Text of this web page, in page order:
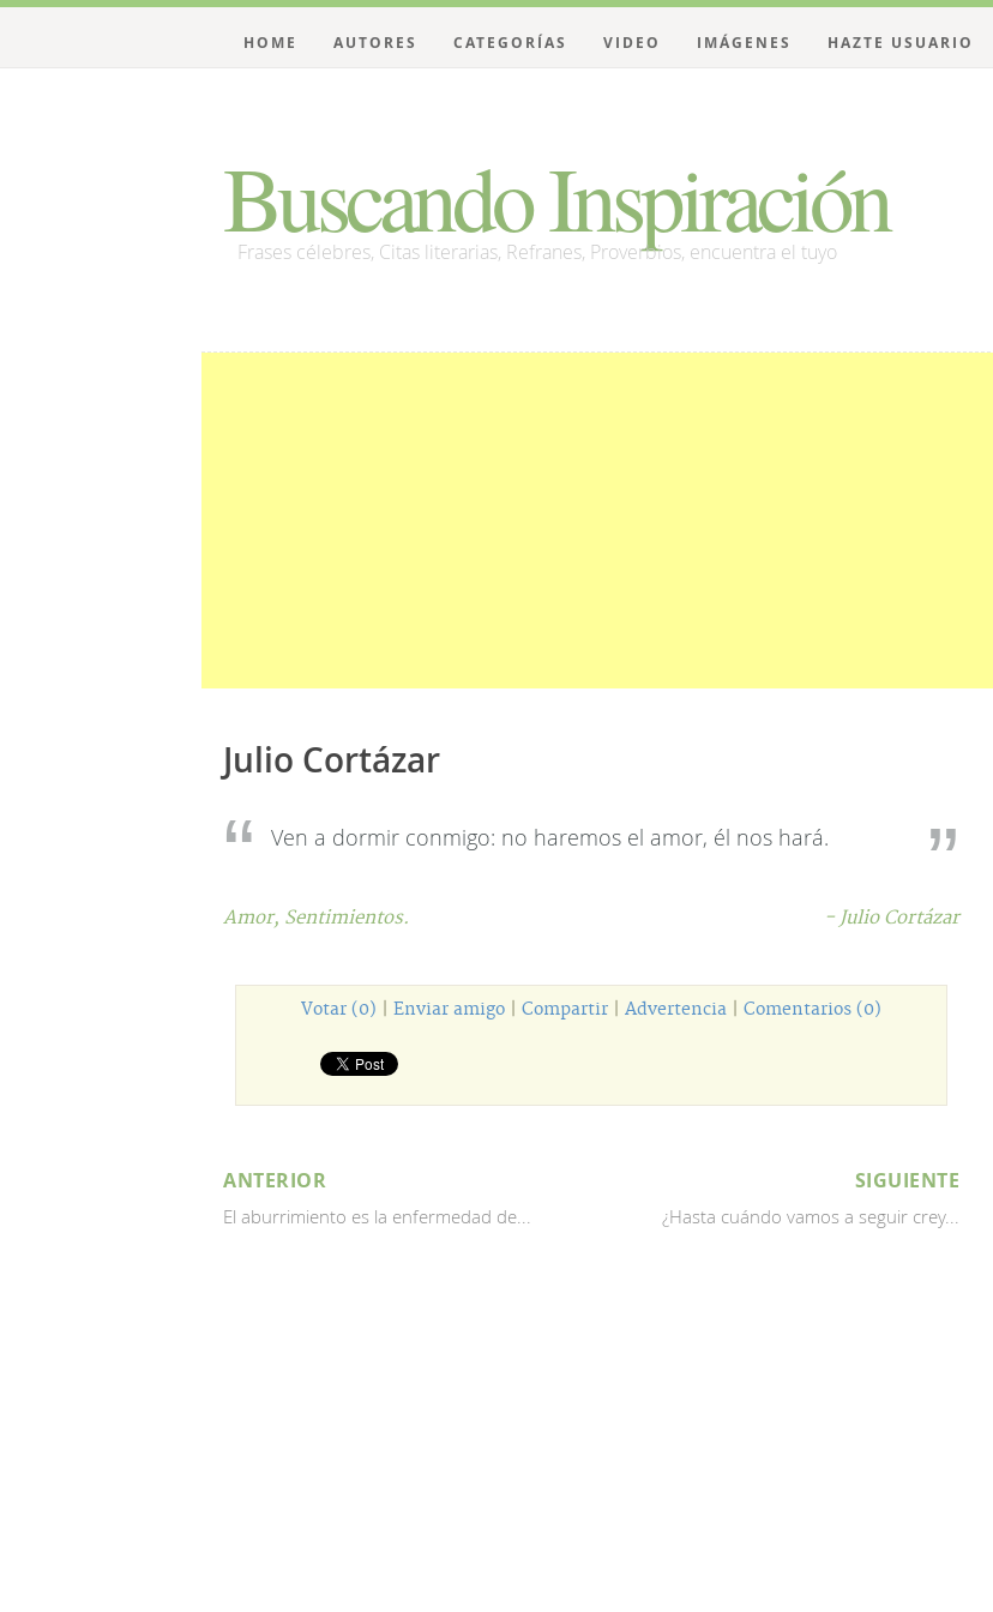
Buscando Inspiración
Frases célebres, Citas literarias, Refranes, Proverbios, encuentra el tuyo
HOME AUTORES CATEGORÍAS VIDEO IMÁGENES HAZTE USUARIO
Julio Cortázar
Ven a dormir conmigo: no haremos el amor, él nos hará.
Amor, Sentimientos. - Julio Cortázar
Votar (0) Enviar amigo Compartir Advertencia Comentarios (0)
ANTERIOR
El aburrimiento es la enfermedad de...
SIGUIENTE
¿Hasta cuándo vamos a seguir crey...